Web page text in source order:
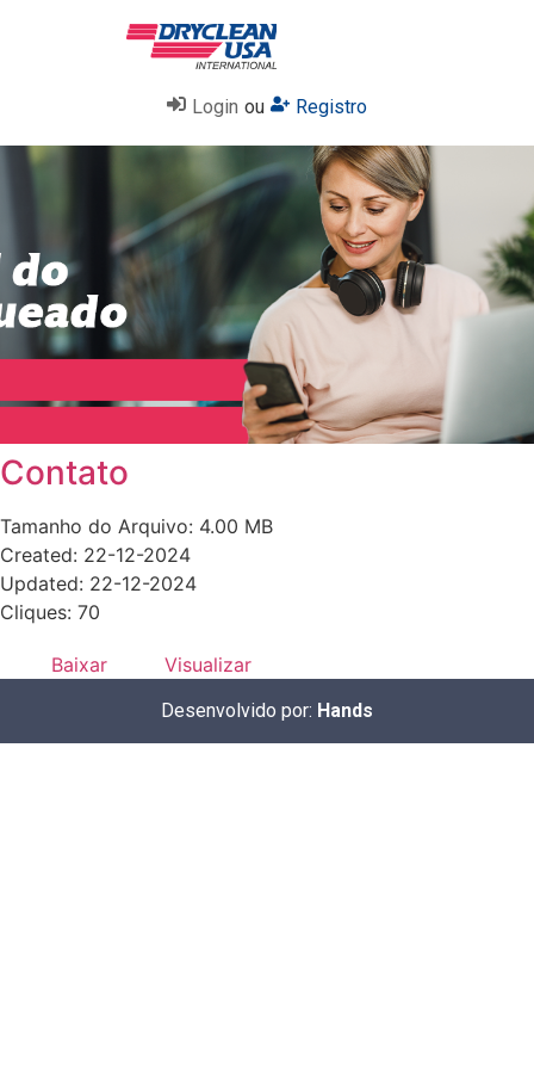
Login ou Registro
Contato
Tamanho do Arquivo: 4.00 MB
Created: 22-12-2024
Updated: 22-12-2024
Cliques: 70
Baixar Visualizar
Desenvolvido por: Hands